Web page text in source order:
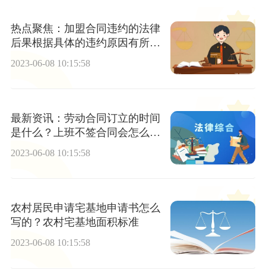
热点聚焦：加盟合同违约的法律
后果根据具体的违约原因有所不
2023-06-08 10:15:58
最新资讯：劳动合同订立的时间
是什么？上班不签合同会怎么
2023-06-08 10:15:58
农村居民申请宅基地申请书怎么
写的？农村宅基地面积标准
2023-06-08 10:15:58